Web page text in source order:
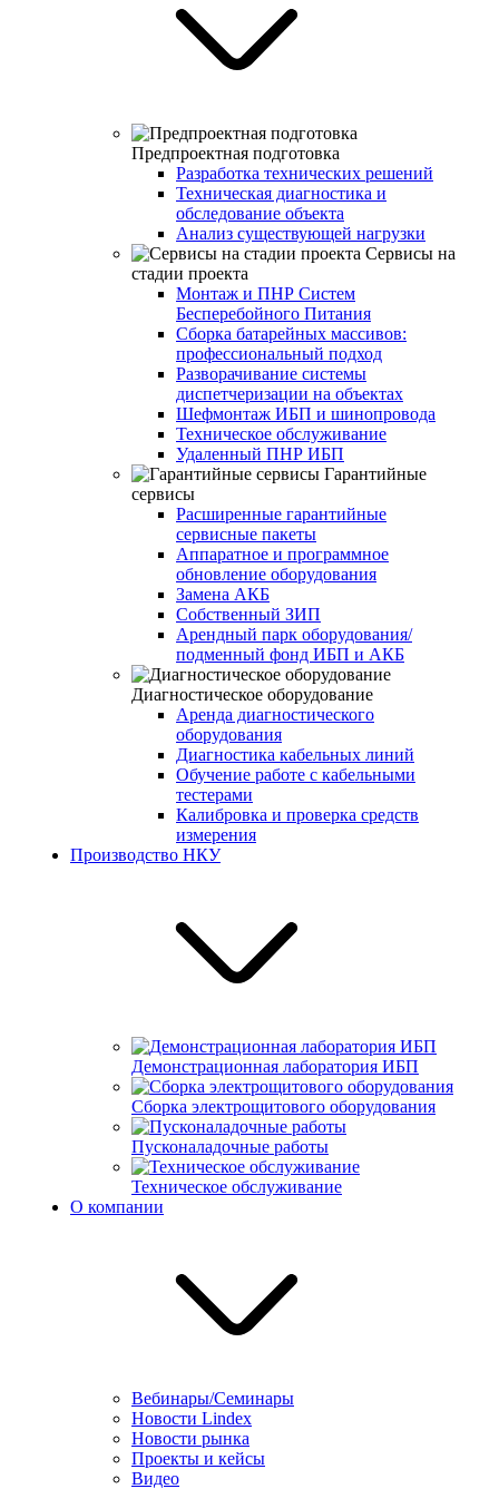
Предпроектная подготовка
Разработка технических решений
Техническая диагностика и
обследование объекта
Анализ существующей нагрузки
Сервисы на
стадии проекта
Монтаж и ПНР Систем
Бесперебойного Питания
Сборка батарейных массивов:
профессиональный подход
Разворачивание системы
диспетчеризации на объектах
Шефмонтаж ИБП и шинопровода
Техническое обслуживание
Удаленный ПНР ИБП
Гарантийные
сервисы
Расширенные гарантийные
сервисные пакеты
Аппаратное и программное
обновление оборудования
Замена АКБ
Собственный ЗИП
Арендный парк оборудования/
подменный фонд ИБП и АКБ
Диагностическое оборудование
Аренда диагностического
оборудования
Диагностика кабельных линий
Обучение работе с кабельными
тестерами
Калибровка и проверка средств
измерения
Производство НКУ
Демонстрационная лаборатория ИБП
Сборка электрощитового оборудования
Пусконаладочные работы
Техническое обслуживание
О компании
Вебинары/Семинары
Новости Lindex
Новости рынка
Проекты и кейсы
Видео